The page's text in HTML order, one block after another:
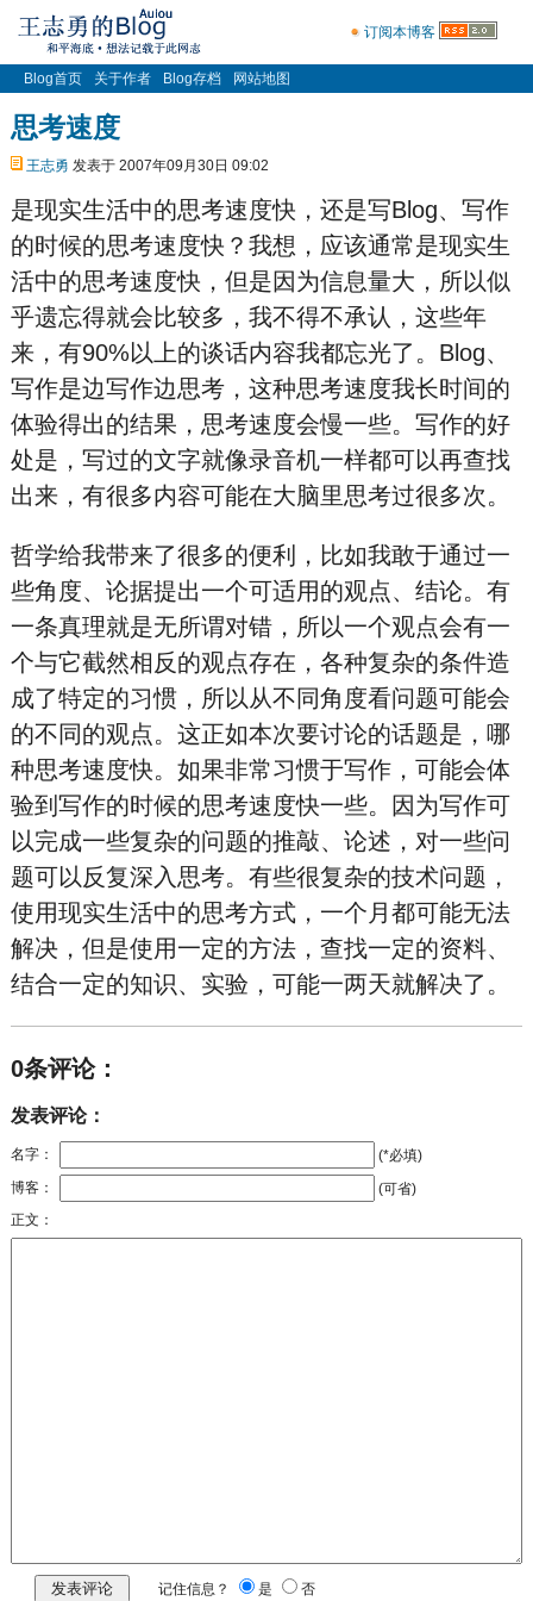
订阅本博客
Blog首页 关于作者 Blog存档 网站地图
思考速度
王志勇 发表于 2007年09月30日 09:02
是现实生活中的思考速度快，还是写Blog、写作
的时候的思考速度快？我想，应该通常是现实生
活中的思考速度快，但是因为信息量大，所以似
乎遗忘得就会比较多，我不得不承认，这些年
来，有90%以上的谈话内容我都忘光了。Blog、
写作是边写作边思考，这种思考速度我长时间的
体验得出的结果，思考速度会慢一些。写作的好
处是，写过的文字就像录音机一样都可以再查找
出来，有很多内容可能在大脑里思考过很多次。
哲学给我带来了很多的便利，比如我敢于通过一
些角度、论据提出一个可适用的观点、结论。有
一条真理就是无所谓对错，所以一个观点会有一
个与它截然相反的观点存在，各种复杂的条件造
成了特定的习惯，所以从不同角度看问题可能会
的不同的观点。这正如本次要讨论的话题是，哪
种思考速度快。如果非常习惯于写作，可能会体
验到写作的时候的思考速度快一些。因为写作可
以完成一些复杂的问题的推敲、论述，对一些问
题可以反复深入思考。有些很复杂的技术问题，
使用现实生活中的思考方式，一个月都可能无法
解决，但是使用一定的方法，查找一定的资料、
结合一定的知识、实验，可能一两天就解决了。
0条评论：
发表评论：
名字：
(*必填)
博客：
(可省)
正文：
记住信息？ 是 否